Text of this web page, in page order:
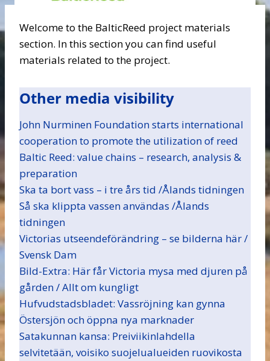
Welcome to the BalticReed project materials
section. In this section you can find useful
materials related to the project.
Other media visibility
John Nurminen Foundation starts international
cooperation to promote the utilization of reed
Baltic Reed: value chains – research, analysis &
preparation
Ska ta bort vass – i tre års tid /Ålands tidningen
Så ska klippta vassen användas /Ålands
tidningen
Victorias utseendeförändring – se bilderna här /
Svensk Dam
Bild-Extra: Här får Victoria mysa med djuren på
gården / Allt om kungligt
Hufvudstadsbladet: Vassröjning kan gynna
Östersjön och öppna nya marknader
Satakunnan kansa: Preiviikinlahdella
selvitetään, voisiko suojelualueiden ruovikosta